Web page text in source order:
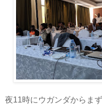
夜11時にウガンダからま